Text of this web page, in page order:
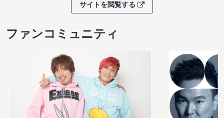
サイトを閲覧する
ファンコミュニティ